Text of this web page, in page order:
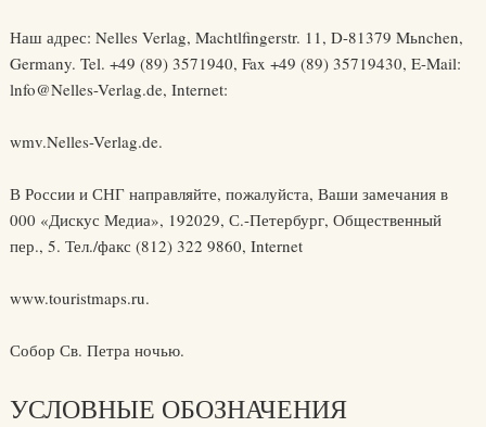
Наш адрес: Nelles Verlag, Machtlfingerstr. 11, D-81379 Mьnchen,
Germany. Tel. +49 (89) 3571940, Fax +49 (89) 35719430, E-Mail:
lnfo@Nelles-Verlag.de, Internet:
wmv.Nelles-Verlag.de.
В России и СНГ направляйте, пожалуйста, Ваши замечания в
000 «Дискус Медиа», 192029, С.-Петербург, Общественный
пер., 5. Тел./факс (812) 322 9860, Internet
www.touristmaps.ru.
Собор Св. Петра ночью.
УСЛОВНЫЕ ОБОЗНАЧЕНИЯ